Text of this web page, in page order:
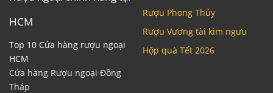
HCM
Top 10 Cửa hàng rượu ngoại
HCM
Cửa hàng Rượu ngoại Đồng
Tháp
Rượu Phong Thủy
Rượu Vương tài kim ngưu
Hộp quà Tết 2026